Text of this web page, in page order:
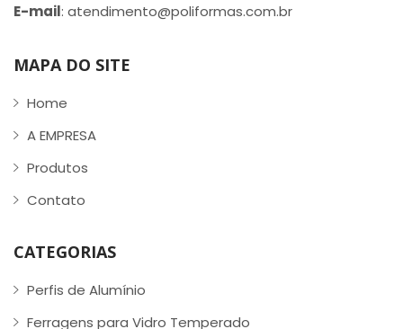
E-mail: atendimento@poliformas.com.br
MAPA DO SITE
Home
A EMPRESA
Produtos
Contato
CATEGORIAS
Perfis de Alumínio
Ferragens para Vidro Temperado